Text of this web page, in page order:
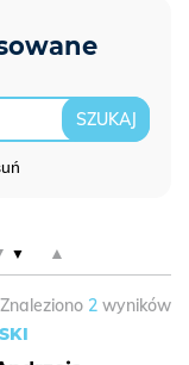
▲
Znaleziono 2 wyników